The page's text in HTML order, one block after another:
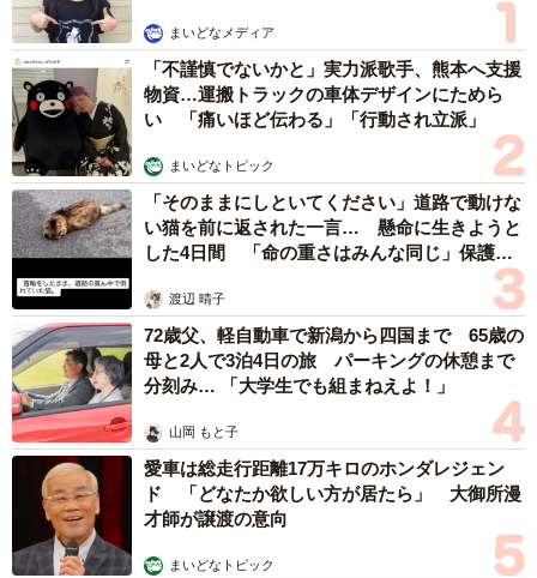
た。内容に思想の描写があるマンガの取り扱いは気を付け
ようと思いました。
◇ ◇
SNSユーザー達から
「多分従軍していた人なのかもな」
「若い折の経験は晩年と成ってもその人自身に生き続ける
んだな～って思います😳(ヲタクで有る自身も2・30年すれ
ばそう成るんでしょうね。)」
「嘘も方便とはこういう事なのか！思いつくのが凄い
わ。」
など数々の驚きの声が寄せられた今回の投稿。読者のみな
さんにはどんな一言が効くだろうか？
なお今回の話題を提供してくれたをぎくぼ虫さんはエッセ
まいどなメディア
「不謹慎でないかと」実力派歌手、熊本へ支援
物資…運搬トラックの車体デザインにためら
い 「痛いほど伝わる」「行動され立派」
まいどなトピック
「そのままにしといてください」道路で動けな
い猫を前に返された一言… 懸命に生きようと
した4日間 「命の重さはみんな同じ」保護団
渡辺 晴子
72歳父、軽自動車で新潟から四国まで 65歳の
母と2人で3泊4日の旅 パーキングの休憩まで
分刻み… 「大学生でも組まねえよ！」
山岡 もと子
愛車は総走行距離17万キロのホンダレジェン
ド 「どなたか欲しい方が居たら」 大御所漫
才師が譲渡の意向
まいどなトピック